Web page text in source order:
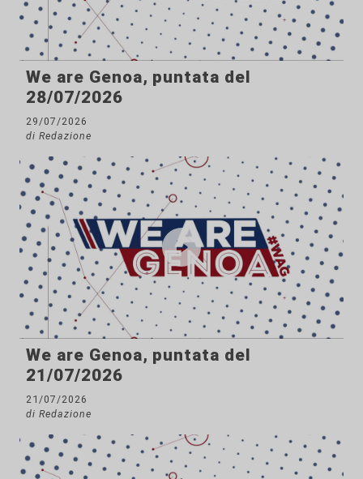
We are Genoa, puntata del
28/07/2026
29/07/2026
di Redazione
We are Genoa, puntata del
21/07/2026
21/07/2026
di Redazione